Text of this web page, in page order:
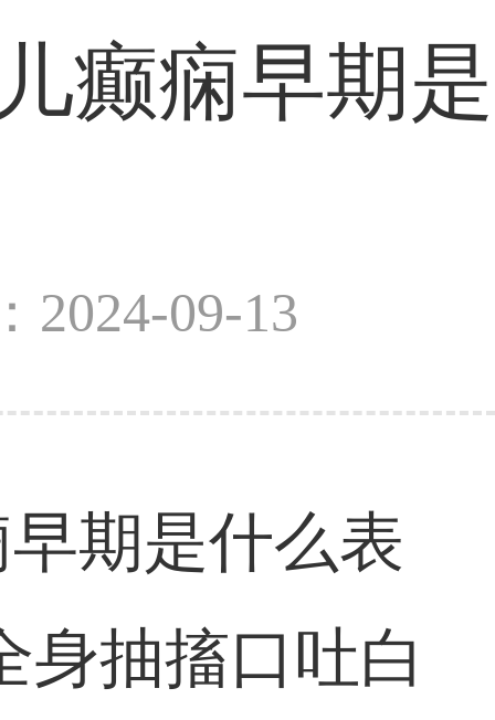
癫痫早期是
2024-09-13
期是什么表
身抽搐口吐白